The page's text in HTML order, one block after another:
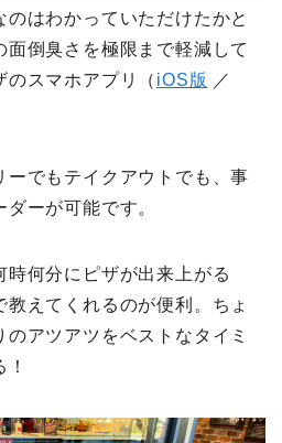
はわかっていただけたかと
倒臭さを極限まで軽減して
のスマホアプリ（ iOS版
／
ーでもテイクアウトでも、事
ーが可能です。
時何分にピザが出来上がる
えてくれるのが便利。ちょ
アツアツをベストなタイミ